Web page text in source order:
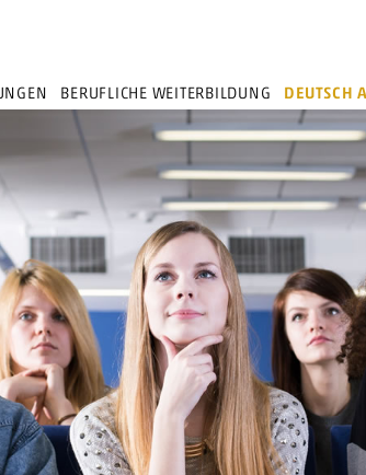
BERUFLICHE WEITERBILDUNG DEUTSCH